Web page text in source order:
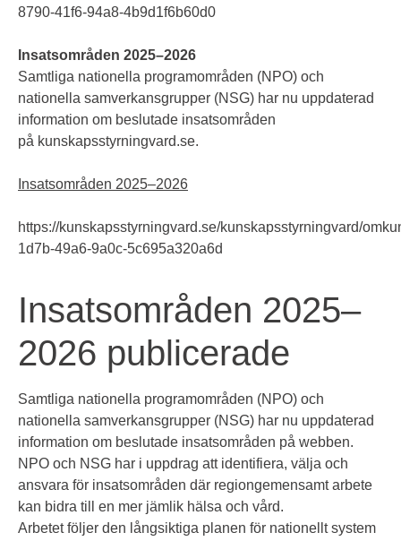
8790-41f6-94a8-4b9d1f6b60d0
Insatsområden 2025–2026
Samtliga nationella programområden (NPO) och
nationella samverkansgrupper (NSG) har nu uppdaterad
information om beslutade insatsområden
på kunskapsstyrningvard.se.
Insatsområden 2025–2026
https://kunskapsstyrningvard.se/kunskapsstyrningvard/
1d7b-49a6-9a0c-5c695a320a6d
Insatsområden 2025–
2026 publicerade
Samtliga nationella programområden (NPO) och
nationella samverkansgrupper (NSG) har nu uppdaterad
information om beslutade insatsområden på webben.
NPO och NSG har i uppdrag att identifiera, välja och
ansvara för insatsområden där regiongemensamt arbete
kan bidra till en mer jämlik hälsa och vård.
Arbetet följer den långsiktiga planen för nationellt system